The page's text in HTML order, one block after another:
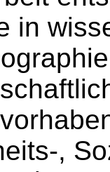
in
,